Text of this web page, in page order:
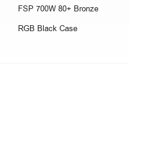
FSP 700W 80+ Bronze
RGB Black Case